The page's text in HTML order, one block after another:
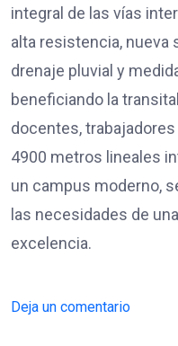
integral de las vías
alta resistencia, nueva
drenaje pluvial y
beneficiando la
docentes,
4900 metros lineales
un campus moderno,
las necesidades de
excelencia.
Deja un comentario